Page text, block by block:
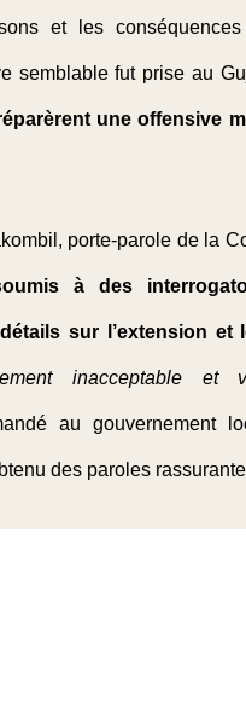
et les conséquences
semblable fut prise au
une offensive
porte-parole de la
à des
sur l’extension et
inacceptable et
au gouvernement
des paroles